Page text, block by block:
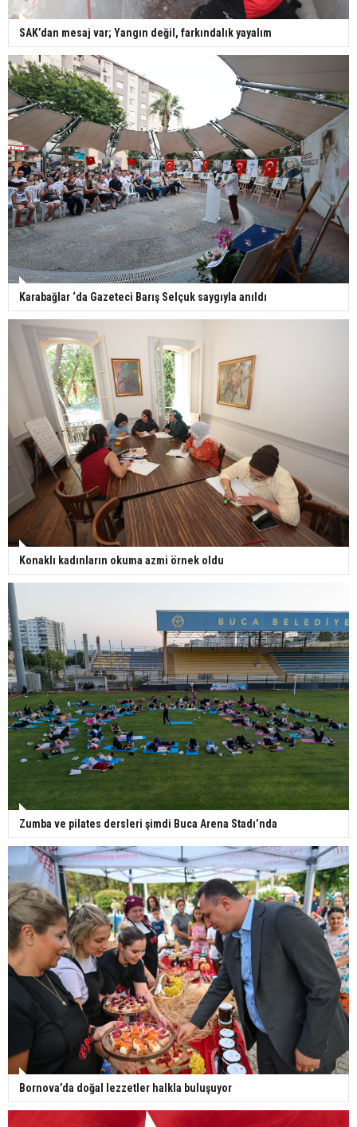
SAK’dan mesaj var; Yangın değil, farkındalık yayalım
Karabağlar ‘da Gazeteci Barış Selçuk saygıyla anıldı
Konaklı kadınların okuma azmi örnek oldu
Zumba ve pilates dersleri şimdi Buca Arena Stadı’nda
Bornova’da doğal lezzetler halkla buluşuyor